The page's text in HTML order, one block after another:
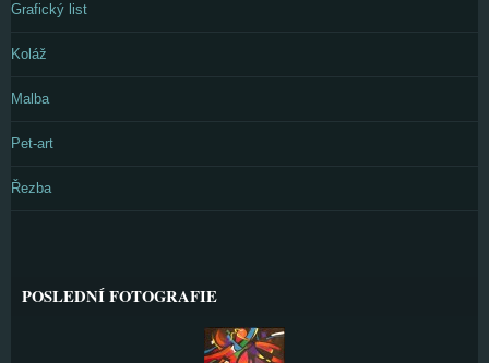
Grafický list
Koláž
Malba
Pet-art
Řezba
POSLEDNÍ FOTOGRAFIE